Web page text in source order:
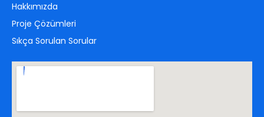
Hakkımızda
Proje Çözümleri
Sıkça Sorulan Sorular